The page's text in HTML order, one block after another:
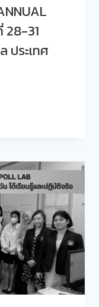
28-31
ประเทศ